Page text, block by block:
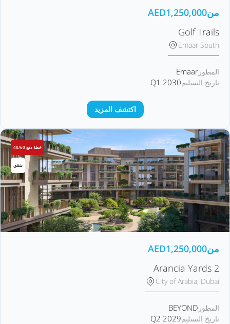
من AED1,250,000
Golf Trails
Emaar South
المطور Emaar
تاريخ التسليمQ1 2030
اكتشف المزيد
خطة دفع 40/60
شقق
من AED1,250,000
Arancia Yards 2
City of Arabia, Dubai
المطور BEYOND
تاريخ التسليمQ2 2029